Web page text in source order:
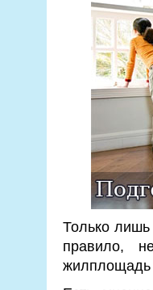
Только лишь
правило,
жилплощадь